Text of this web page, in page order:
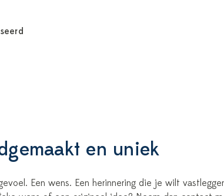
en uniek
Een wens. Een herinnering die je wilt